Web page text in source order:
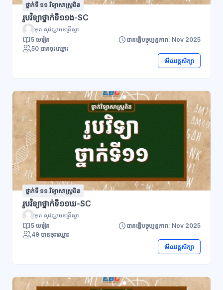
ថ្នាក់ទី ១១ វិទ្យាសាស្រ្តពិត
រូបវិទ្យាថ្នាក់ទី១១ង-SC
មុត សុវណ្ណចនគ្រឹស្នា
5 មេរៀន
បានធ្វើបច្ចុប្បន្នភាព: Nov 2025
50 បានចុះឈ្មោះ
មើលវគ្គសិក្សា
ថ្នាក់ទី ១១ វិទ្យាសាស្រ្តពិត
រូបវិទ្យាថ្នាក់ទី១១ឃ-SC
មុត សុវណ្ណចនគ្រឹស្នា
5 មេរៀន
បានធ្វើបច្ចុប្បន្នភាព: Nov 2025
49 បានចុះឈ្មោះ
មើលវគ្គសិក្សា